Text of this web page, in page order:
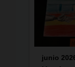
junio